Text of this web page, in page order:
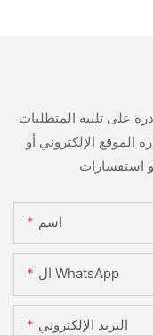
على تلبية المتطلبات
الموقع الإلكتروني أو
اسم
ال WhatsApp
البريد الإلكتروني